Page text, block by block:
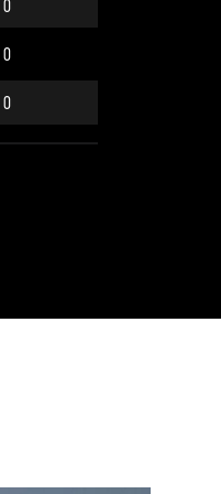
0
0
0